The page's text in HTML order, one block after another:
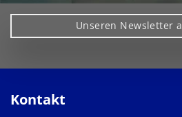
Unseren Newsletter
Kontakt